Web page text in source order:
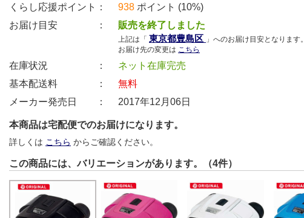
くらし応援ポイント：
938 ポイント (10%)
お届け目安 ：
販売を終了しました
上記は「 東京都豊島区 」へのお届け目安となります。
お届け先の変更は こちら
在庫状況 ：
ネット在庫完売
基本配送料 ：
無料
メーカー発売日 ：
2017年12月06日
本商品は宅配便でのお届けになります。
詳しくは こちら からご確認ください。
この商品には、バリエーションがあります。（4件）